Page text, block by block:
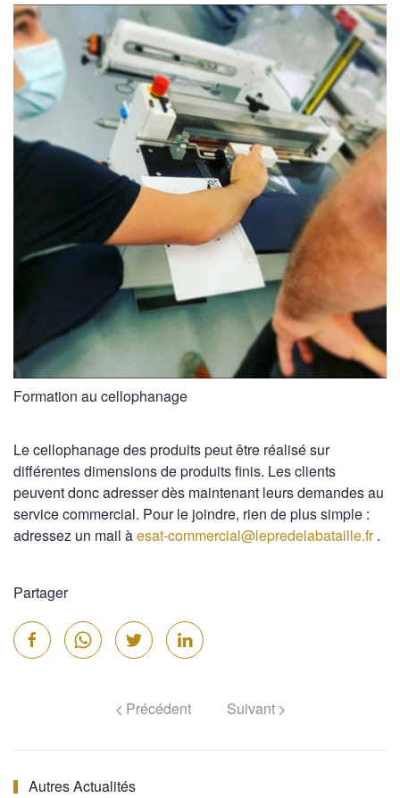
Formation au cellophanage
Le cellophanage des produits peut être réalisé sur
différentes dimensions de produits finis. Les clients
peuvent donc adresser dès maintenant leurs demandes au
service commercial. Pour le joindre, rien de plus simple :
adressez un mail àesat-commercial@lepredelabataille.fr.
Partager
Précédent Suivant
Autres Actualités